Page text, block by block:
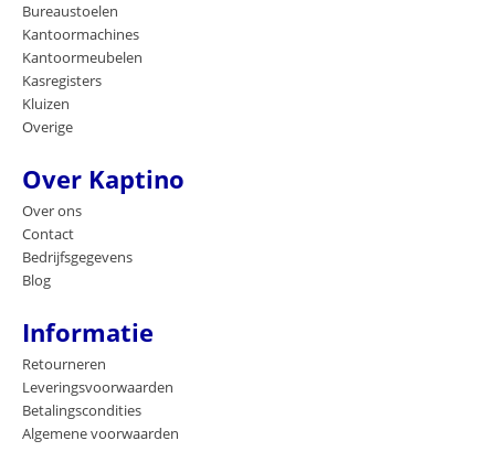
Bureaustoelen
Kantoormachines
Kantoormeubelen
Kasregisters
Kluizen
Overige
Over Kaptino
Over ons
Contact
Bedrijfsgegevens
Blog
Informatie
Retourneren
Leveringsvoorwaarden
Betalingscondities
Algemene voorwaarden